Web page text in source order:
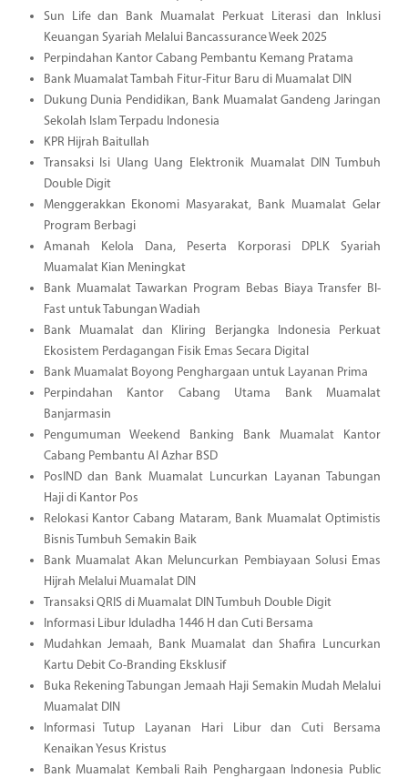
Sun Life dan Bank Muamalat Perkuat Literasi dan Inklusi
Keuangan Syariah Melalui Bancassurance Week 2025
Perpindahan Kantor Cabang Pembantu Kemang Pratama
Bank Muamalat Tambah Fitur-Fitur Baru di Muamalat DIN
Dukung Dunia Pendidikan, Bank Muamalat Gandeng Jaringan
Sekolah Islam Terpadu Indonesia
KPR Hijrah Baitullah
Transaksi Isi Ulang Uang Elektronik Muamalat DIN Tumbuh
Double Digit
Menggerakkan Ekonomi Masyarakat, Bank Muamalat Gelar
Program Berbagi
Amanah Kelola Dana, Peserta Korporasi DPLK Syariah
Muamalat Kian Meningkat
Bank Muamalat Tawarkan Program Bebas Biaya Transfer BI-
Fast untuk Tabungan Wadiah
Bank Muamalat dan Kliring Berjangka Indonesia Perkuat
Ekosistem Perdagangan Fisik Emas Secara Digital
Bank Muamalat Boyong Penghargaan untuk Layanan Prima
Perpindahan Kantor Cabang Utama Bank Muamalat
Banjarmasin
Pengumuman Weekend Banking Bank Muamalat Kantor
Cabang Pembantu Al Azhar BSD
PosIND dan Bank Muamalat Luncurkan Layanan Tabungan
Haji di Kantor Pos
Relokasi Kantor Cabang Mataram, Bank Muamalat Optimistis
Bisnis Tumbuh Semakin Baik
Bank Muamalat Akan Meluncurkan Pembiayaan Solusi Emas
Hijrah Melalui Muamalat DIN
Transaksi QRIS di Muamalat DIN Tumbuh Double Digit
Informasi Libur Iduladha 1446 H dan Cuti Bersama
Mudahkan Jemaah, Bank Muamalat dan Shafira Luncurkan
Kartu Debit Co-Branding Eksklusif
Buka Rekening Tabungan Jemaah Haji Semakin Mudah Melalui
Muamalat DIN
Informasi Tutup Layanan Hari Libur dan Cuti Bersama
Kenaikan Yesus Kristus
Bank Muamalat Kembali Raih Penghargaan Indonesia Public